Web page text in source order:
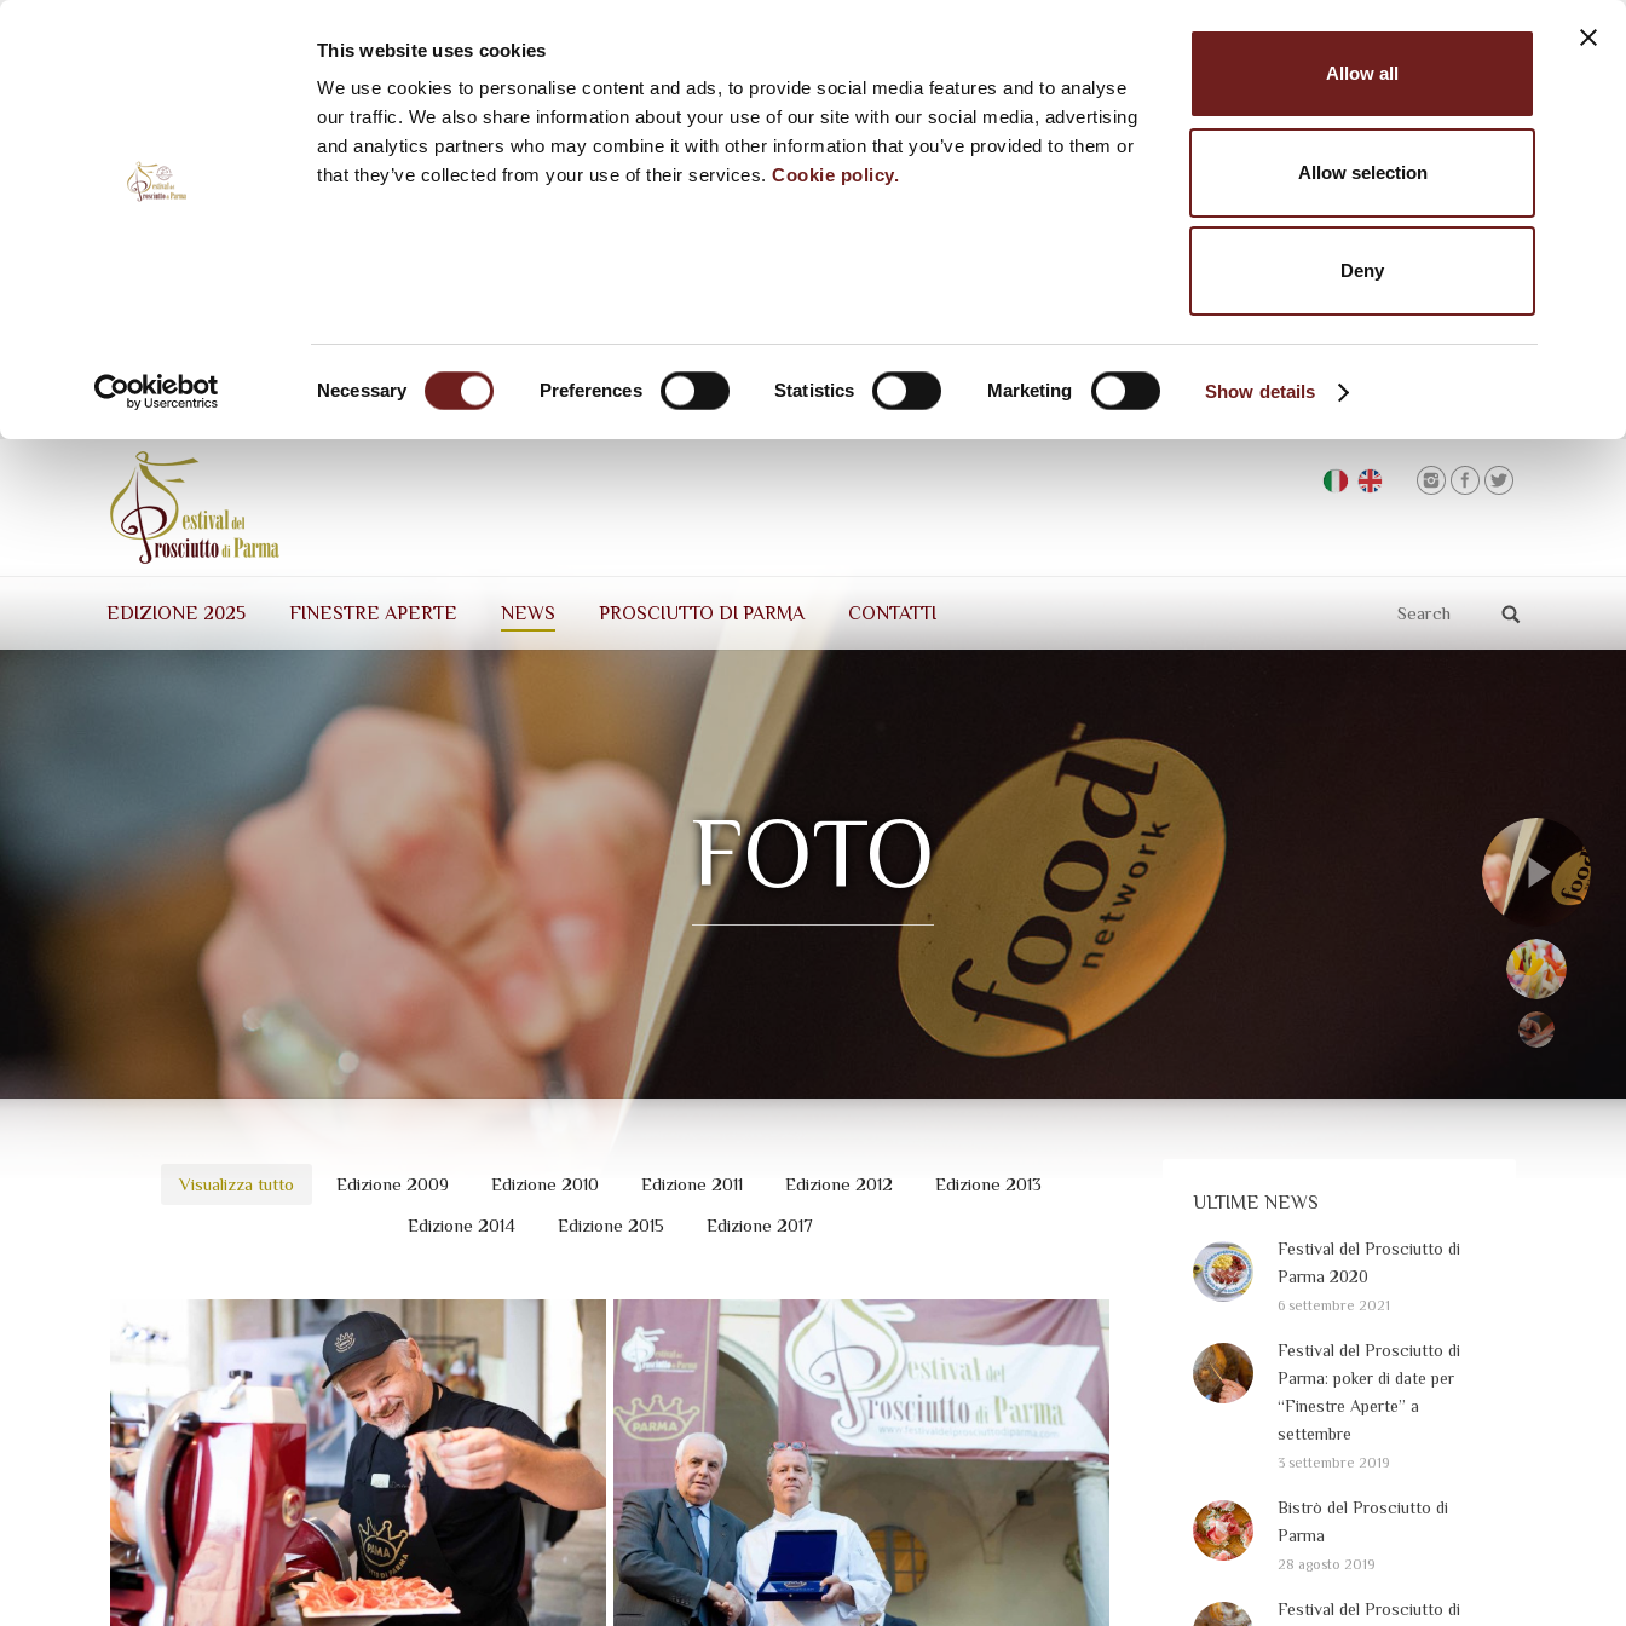
This website uses cookies
We use cookies to personalise content and ads, to provide social media features and to analyse
our traffic. We also share information about your use of our site with our social media, advertising
and analytics partners who may combine it with other information that you’ve provided to them or
that they’ve collected from your use of their services.Cookie policy.
Necessary Preferences Statistics Marketing Show details
Allow all
Allow selection
Deny
EDIZIONE 2025 FINESTRE APERTE NEWS PROSCIUTTO DI PARMA CONTATTI Search
FOTO
Visualizza tutto Edizione 2009 Edizione 2010 Edizione 2011 Edizione 2012
Edizione 2013
Edizione 2014
Edizione 2015 Edizione 2017
14 settembre 2017 14 settembre 2017
ULTIME NEWS
Festival del Prosciutto di
Parma 2020
6 settembre 2021
Festival del Prosciutto di
Parma: poker di date per
“Finestre Aperte” a
settembre
3 settembre 2019
Bistrò del Prosciutto di
Parma
28 agosto 2019
Festival del Prosciutto di